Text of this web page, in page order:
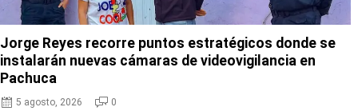
Jorge Reyes recorre puntos estratégicos donde se
instalarán nuevas cámaras de videovigilancia en
Pachuca
5 agosto, 2026 0